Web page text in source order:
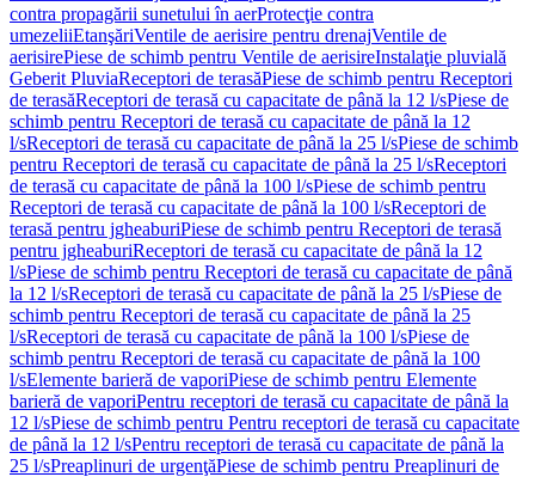
contra propagării sunetului în aerProtecţie contra
umezeliiEtanşăriVentile de aerisire pentru drenajVentile de
aerisirePiese de schimb pentru Ventile de aerisireInstalaţie pluvială
Geberit PluviaReceptori de terasăPiese de schimb pentru Receptori
de terasăReceptori de terasă cu capacitate de până la 12 l/sPiese de
schimb pentru Receptori de terasă cu capacitate de până la 12
l/sReceptori de terasă cu capacitate de până la 25 l/sPiese de schimb
pentru Receptori de terasă cu capacitate de până la 25 l/sReceptori
de terasă cu capacitate de până la 100 l/sPiese de schimb pentru
Receptori de terasă cu capacitate de până la 100 l/sReceptori de
terasă pentru jgheaburiPiese de schimb pentru Receptori de terasă
pentru jgheaburiReceptori de terasă cu capacitate de până la 12
l/sPiese de schimb pentru Receptori de terasă cu capacitate de până
la 12 l/sReceptori de terasă cu capacitate de până la 25 l/sPiese de
schimb pentru Receptori de terasă cu capacitate de până la 25
l/sReceptori de terasă cu capacitate de până la 100 l/sPiese de
schimb pentru Receptori de terasă cu capacitate de până la 100
l/sElemente barieră de vaporiPiese de schimb pentru Elemente
barieră de vaporiPentru receptori de terasă cu capacitate de până la
12 l/sPiese de schimb pentru Pentru receptori de terasă cu capacitate
de până la 12 l/sPentru receptori de terasă cu capacitate de până la
25 l/sPreaplinuri de urgenţăPiese de schimb pentru Preaplinuri de